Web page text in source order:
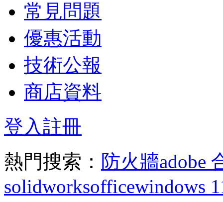
常見問題
優惠活動
技術公報
商店資料
登入註冊
熱門搜索： 防火牆adobe
solidworksofficewindows